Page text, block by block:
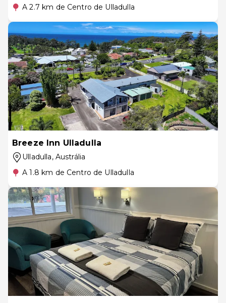
A 2.7 km de Centro de Ulladulla
Breeze Inn Ulladulla
Ulladulla, Austrália
A 1.8 km de Centro de Ulladulla